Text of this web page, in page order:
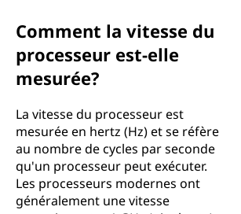
Comment la vitesse du
processeur est-elle
mesurée?
La vitesse du processeur est
mesurée en hertz (Hz) et se réfère
au nombre de cycles par seconde
qu'un processeur peut exécuter.
Les processeurs modernes ont
généralement une vitesse